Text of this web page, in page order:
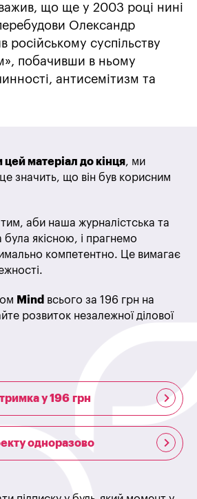
що ще у 2003 році нині
Олександр
російському суспільству
побачивши в ньому
антисемітизм та
матеріал до кінця, ми
значить, що він був корисним
аби наша журналістська та
була якісною, і прагнемо
компетентно. Це вимагає
Mind всього за 196 грн на
розвиток незалежної ділової
у 196 грн
одноразово